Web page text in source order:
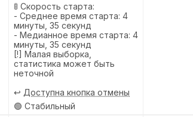
🚦 Скорость старта:
- Среднее время старта: 4
минуты, 35 секунд
- Медианное время старта: 4
минуты, 35 секунд
[!] Малая выборка,
статистика может быть
неточной
↩️ Доступна кнопка отмены
🟢 Стабильный